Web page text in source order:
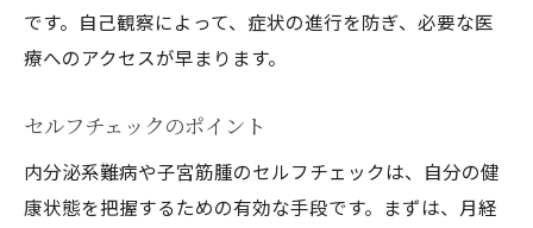
食事療法の基本
サプリメントの効果
ストレス管理とホルモン
定期的なホルモンモニタリング
です。自己観察によって、症状の進行を防ぎ、必要な医
療へのアクセスが早まります。
セルフチェックのポイント
内分泌系難病や子宮筋腫のセルフチェックは、自分の健
康状態を把握するための有効な手段です。まずは、月経